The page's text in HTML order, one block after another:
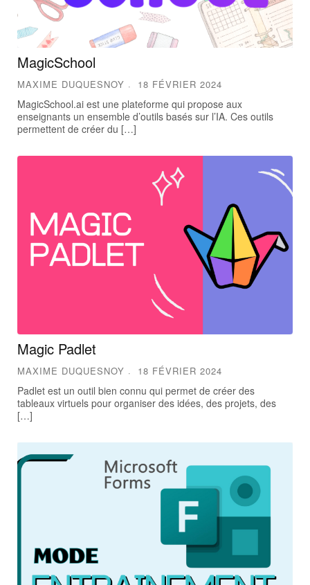
MagicSchool
MAXIME DUQUESNOY 18 FÉVRIER 2024
MagicSchool.ai est une plateforme qui propose aux
enseignants un ensemble d’outils basés sur l’IA. Ces outils
permettent de créer du […]
Magic Padlet
MAXIME DUQUESNOY 18 FÉVRIER 2024
Padlet est un outil bien connu qui permet de créer des
tableaux virtuels pour organiser des idées, des projets, des
[…]